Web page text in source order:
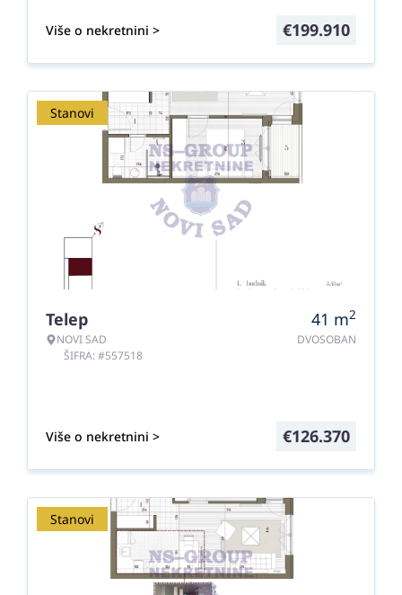
Više o nekretnini > €199.910
Stanovi
Telep
NOVI SAD
ŠIFRA: #557518
41 m2
DVOSOBAN
Više o nekretnini > €126.370
Stanovi